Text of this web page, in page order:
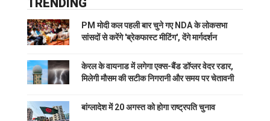
TRENDING
PM मोदी कल पहली बार चुने गए NDA के लोकसभा
सांसदों से करेंगे 'ब्रेकफास्ट मीटिंग', देंगे मार्गदर्शन
केरल के वायनाड में लगेगा एक्स-बैंड डॉप्लर वेदर रडार,
मिलेगी मौसम की सटीक निगरानी और समय पर चेतावनी
बांग्लादेश में 20 अगस्त को होगा राष्ट्रपति चुनाव